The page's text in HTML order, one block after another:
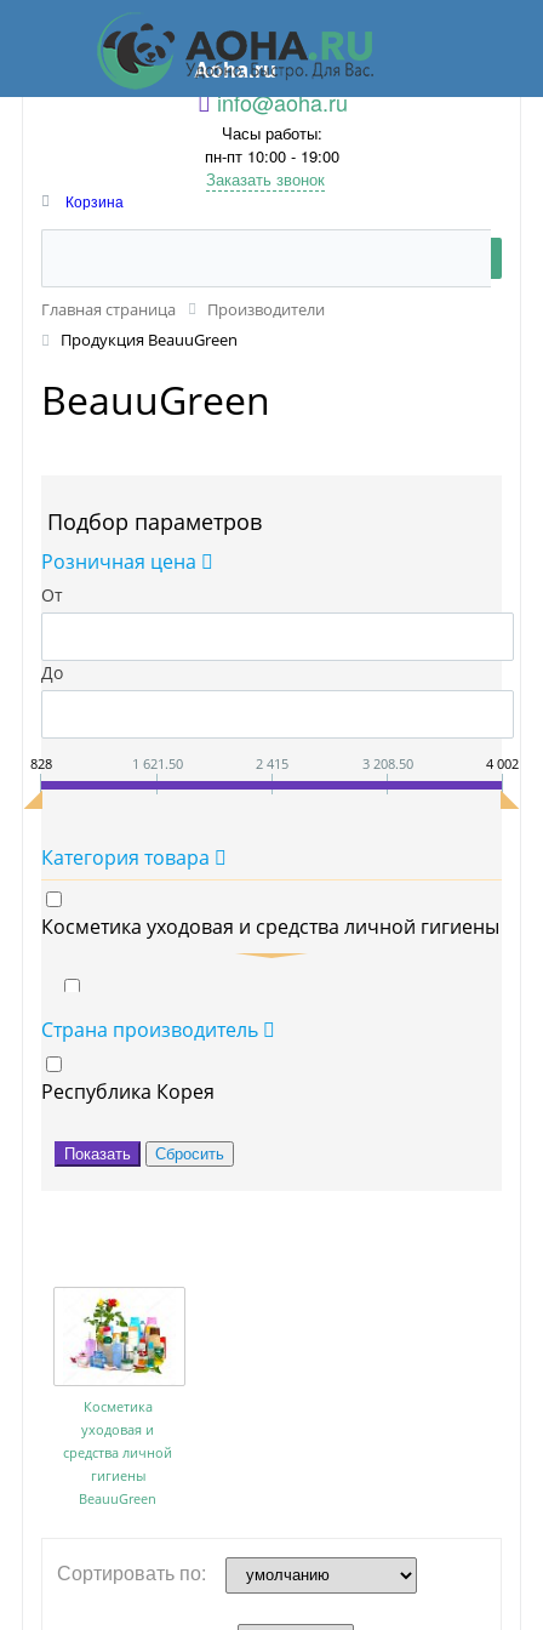
Aoha.ru
info@aoha.ru
Часы работы:
пн-пт 10:00 - 19:00
Заказать звонок
Корзина
Главная страница
Производители
Продукция BeauuGreen
BeauuGreen
Подбор параметров
Розничная цена
От
До
828 1 621.50 2 415 3 208.50 4 002
Категория товара
Косметика уходовая и средства личной гигиены
Маски
Страна производитель
Республика Корея
Косметика
уходовая и
средства личной
гигиены
BeauuGreen
Сортировать по: